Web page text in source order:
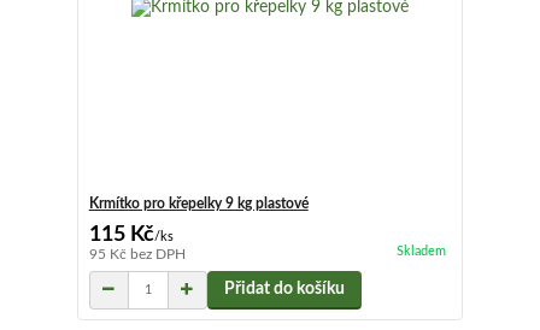
Krmítko pro křepelky 9 kg plastové
115 Kč/ks
95 Kč bez DPH Skladem
Přidat do košíku